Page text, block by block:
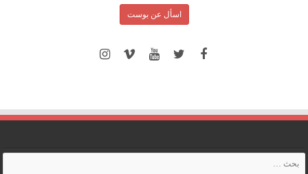
اسأل عن بوست